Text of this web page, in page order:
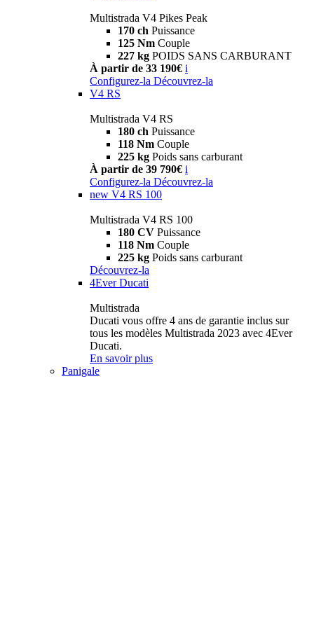
Multistrada V4 Pikes Peak
170 ch Puissance
125 Nm Couple
227 kg POIDS SANS CARBURANT
À partir de 33 190€ i
Configurez-la Découvrez-la
V4 RS
Multistrada V4 RS
180 ch Puissance
118 Nm Couple
225 kg Poids sans carburant
À partir de 39 790€ i
Configurez-la Découvrez-la
new V4 RS 100
Multistrada V4 RS 100
180 CV Puissance
118 Nm Couple
225 kg Poids sans carburant
Découvrez-la
4Ever Ducati
Multistrada
Ducati vous offre 4 ans de garantie inclus sur
tous les modèles Multistrada 2023 avec 4Ever
Ducati.
En savoir plus
Panigale